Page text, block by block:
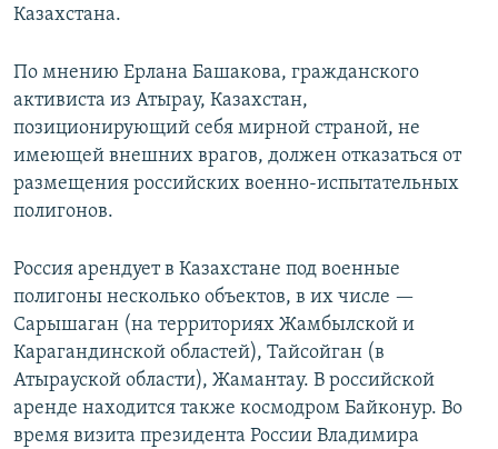
Казахстана.
По мнению Ерлана Башакова, гражданского
активиста из Атырау, Казахстан,
позиционирующий себя мирной страной, не
имеющей внешних врагов, должен отказаться от
размещения российских военно-испытательных
полигонов.
Россия арендует в Казахстане под военные
полигоны несколько объектов, в их числе —
Сарышаган (на территориях Жамбылской и
Карагандинской областей), Тайсойган (в
Атырауской области), Жамантау. В российской
аренде находится также космодром Байконур. Во
время визита президента России Владимира